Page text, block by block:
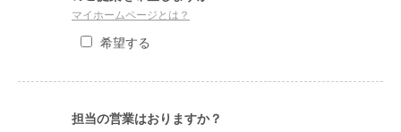
マイホームページとは？
希望する
担当の営業はおりますか？